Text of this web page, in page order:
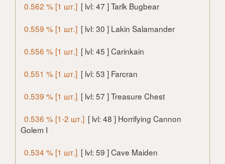
0.562 % [1 шт.] [ lvl: 47 ] Tarlk Bugbear
0.559 % [1 шт.] [ lvl: 30 ] Lakin Salamander
0.556 % [1 шт.] [ lvl: 45 ] Carinkain
0.551 % [1 шт.] [ lvl: 53 ] Farcran
0.539 % [1 шт.] [ lvl: 57 ] Treasure Chest
0.536 % [1-2 шт.] [ lvl: 48 ] Horrifying Cannon
Golem I
0.534 % [1 шт.] [ lvl: 59 ] Cave Maiden